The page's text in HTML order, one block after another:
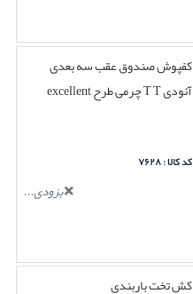
کفپوش صندوق عقب سه بعدی
آئودی T T چرمی طرح excellent
کد کالا : ۷۶۲۸
بزودی...
کش تخت باربندی